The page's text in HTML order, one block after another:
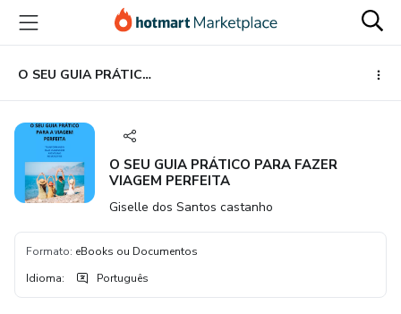
para
conteúdo
principal
para
pagamento
para
rodapé
O SEU GUIA PRÁTICO PARA FAZER VIAGEM PERFEITA
O SEU GUIA PRÁTICO PARA FAZER
VIAGEM PERFEITA
Giselle dos Santos castanho
Formato: eBooks ou Documentos
Idioma: Português